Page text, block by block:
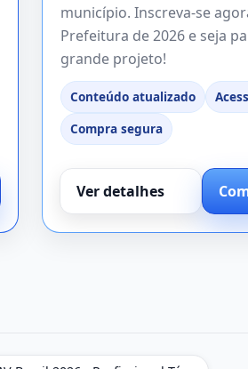
município. Inscreva-se
Prefeitura de 2026 e seja
grande projeto!
Conteúdo atualizado
Compra segura
Ver detalhes